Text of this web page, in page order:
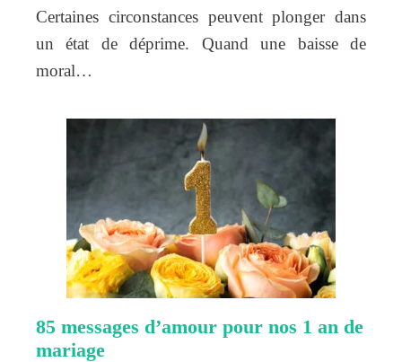
Certaines circonstances peuvent plonger dans
un état de déprime. Quand une baisse de
moral…
85 messages d’amour pour nos 1 an de
mariage